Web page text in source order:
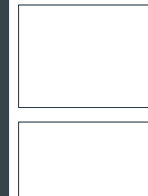
ÜBER UNS